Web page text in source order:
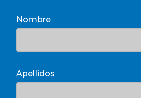
Nombre
Apellidos